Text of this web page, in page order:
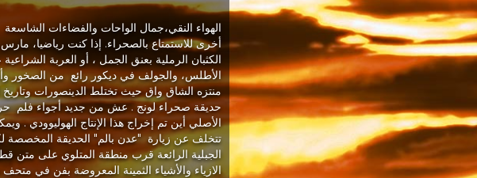
الهواء النقي،جمال الواحات والفضاءات
أخرى للاستمتاع بالصحراء. إذا كنت رياضيا،
الكثبان الرملية بعنق الجمل ، أو العربة
الأطلس، والجولف في ديكور رائع من الصخور
منتزه الشاق واق حيث تختلط الدينصورات
حديقة صحراء لونج . عش من جديد أجواء فلم
الأصلي أين تم إخراج هذا الإنتاج الهوليوودي .
تتخلف عن زيارة "عدن بالم" الحديقة المخصصة
الجبلية الرائعة قرب منطقة المتلوي على متن
الازياء والأشياء الثمينة المعروضة بفن في